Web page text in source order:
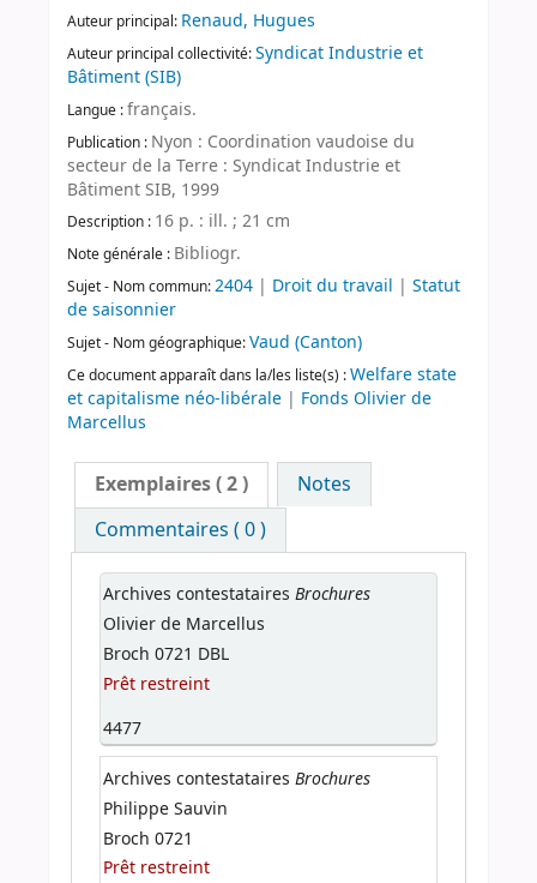
Auteur principal: Renaud, Hugues
Auteur principal collectivité:Syndicat Industrie et
Bâtiment (SIB)
Langue :français.
Publication : Nyon : Coordination vaudoise du
secteur de la Terre : Syndicat Industrie et
Bâtiment SIB, 1999
Description : 16 p. : ill. ; 21 cm
Note générale : Bibliogr.
Sujet - Nom commun:2404 | Droit du travail | Statut
de saisonnier
Sujet - Nom géographique:Vaud (Canton)
Ce document apparaît dans la/les liste(s) :Welfare state
et capitalisme néo-libérale | Fonds Olivier de
Marcellus
Exemplaires( 2 )
Notes
Commentaires ( 0 )
Archives contestataires Brochures
Olivier de Marcellus
Broch 0721 DBL
Prêt restreint
4477
Archives contestataires Brochures
Philippe Sauvin
Broch 0721
Prêt restreint